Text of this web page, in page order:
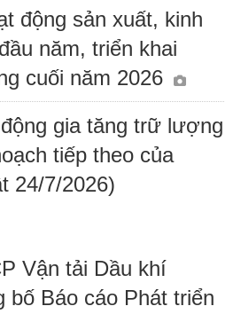
động sản xuất, kinh
năm, triển khai
cuối năm 2026
gia tăng trữ lượng
tiếp theo của
24/7/2026)
Vận tải Dầu khí
bố Báo cáo Phát triển